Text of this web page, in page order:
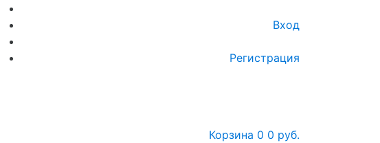
Вход
Регистрация
Корзина 0 0 руб.